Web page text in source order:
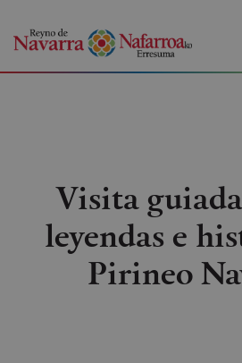
Visita
leyendas e
Pirineo